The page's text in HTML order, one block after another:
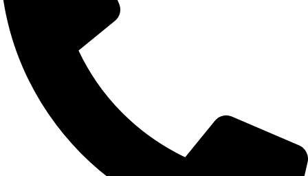
+7 (499) 403-38-87